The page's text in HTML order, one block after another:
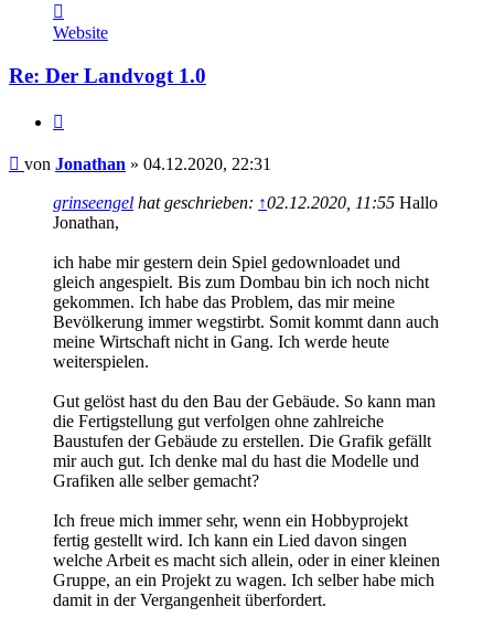
von
Jonathan
Website
Re: Der Landvogt 1.0
Beitrag
von Jonathan » 04.12.2020, 22:31
grinseengel hat geschrieben: ↑02.12.2020, 11:55 Hallo
Jonathan,
ich habe mir gestern dein Spiel gedownloadet und
gleich angespielt. Bis zum Dombau bin ich noch nicht
gekommen. Ich habe das Problem, das mir meine
Bevölkerung immer wegstirbt. Somit kommt dann auch
meine Wirtschaft nicht in Gang. Ich werde heute
weiterspielen.
Gut gelöst hast du den Bau der Gebäude. So kann man
die Fertigstellung gut verfolgen ohne zahlreiche
Baustufen der Gebäude zu erstellen. Die Grafik gefällt
mir auch gut. Ich denke mal du hast die Modelle und
Grafiken alle selber gemacht?
Ich freue mich immer sehr, wenn ein Hobbyprojekt
fertig gestellt wird. Ich kann ein Lied davon singen
welche Arbeit es macht sich allein, oder in einer kleinen
Gruppe, an ein Projekt zu wagen. Ich selber habe mich
damit in der Vergangenheit überfordert.